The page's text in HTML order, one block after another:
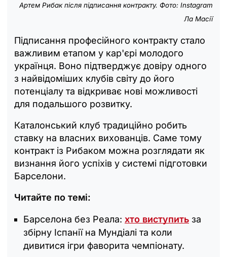
Артем Рибак після підписання контракту. Фото: Instagram
Ла Масії
Підписання професійного контракту стало
важливим етапом у кар'єрі молодого
українця. Воно підтверджує довіру одного
з найвідоміших клубів світу до його
потенціалу та відкриває нові можливості
для подальшого розвитку.
Каталонський клуб традиційно робить
ставку на власних вихованців. Саме тому
контракт із Рибаком можна розглядати як
визнання його успіхів у системі підготовки
Барселони.
Читайте по темі:
Барселона без Реала: хто виступить за
збірну Іспанії на Мундіалі та коли
дивитися ігри фаворита чемпіонату.